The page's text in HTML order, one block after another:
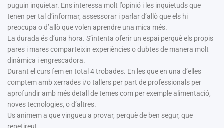
puguin inquietar. Ens interessa molt l’opinió i les inquietuds que
tenen per tal d’informar, assessorar i parlar d’allò que els hi
preocupa o d’allò que volen aprendre una mica més.
La durada és d’una hora. S’intenta oferir un espai perquè els propis
pares i mares comparteixin experiències o dubtes de manera molt
dinàmica i engrescadora.
Durant el curs fem en total 4 trobades. En les que en una d’elles
comptem amb xerrades i/o tallers per part de professionals per
aprofundir amb més detall de temes com per exemple alimentació,
noves tecnologies, o d’altres.
Us animem a que vingueu a provar, perquè de ben segur, que
repetireu!